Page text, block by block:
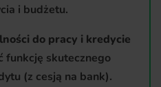
i budżetu.
do pracy i kredycie
funkcję skutecznego
(z cesją na bank).